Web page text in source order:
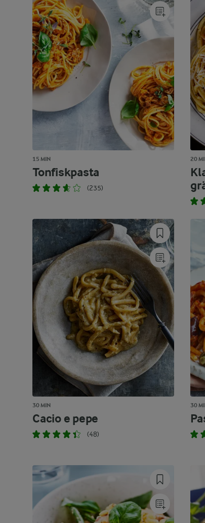
15 MIN
Tonfiskpasta
(235)
20
30 MIN
Cacio e pepe
(48)
30